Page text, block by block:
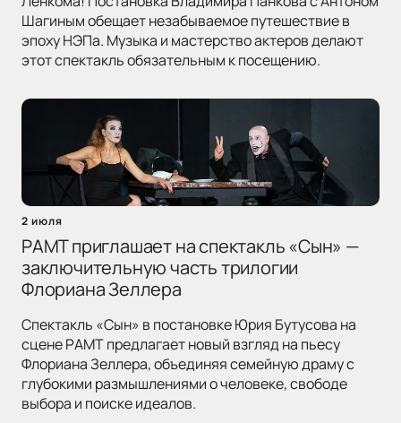
Шагиным обещает незабываемое путешествие в
эпоху НЭПа. Музыка и мастерство актеров делают
этот спектакль обязательным к посещению.
2 июля
РАМТ приглашает на спектакль «Сын» —
заключительную часть трилогии
Флориана Зеллера
Спектакль «Сын» в постановке Юрия Бутусова на
сцене РАМТ предлагает новый взгляд на пьесу
Флориана Зеллера, объединяя семейную драму с
глубокими размышлениями о человеке, свободе
выбора и поиске идеалов.